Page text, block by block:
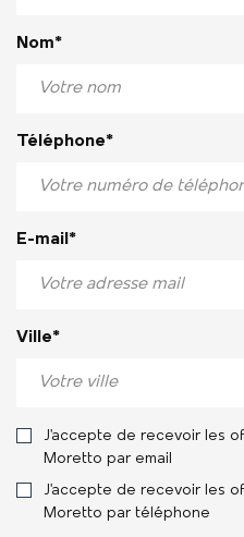
Nom*
Téléphone*
E-mail*
Ville*
J'accepte de recevoir les
Moretto par email
J'accepte de recevoir les
Moretto par téléphone